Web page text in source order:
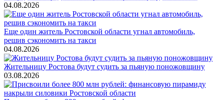
04.08.2026
Еще один житель Ростовской области угнал автомобиль,
решив сэкономить на такси
04.08.2026
Жительницу Ростова будут судить за пьяную поножовщину
03.08.2026